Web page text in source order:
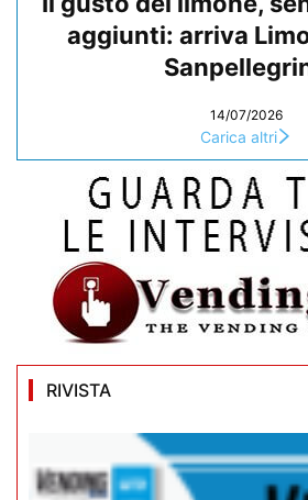
aggiunti: arriva
14/07/2026
Carica altri
RIVISTA